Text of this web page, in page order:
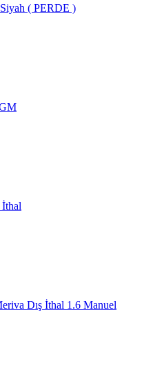
( PERDE )
Dış İthal 1.6 Manuel